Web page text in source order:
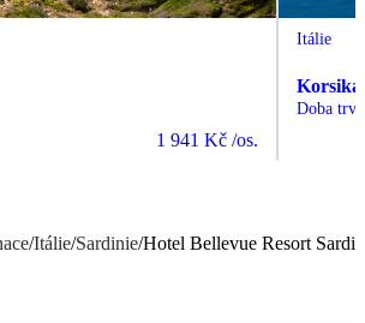
1 941 Kč /os.
Itálie
Korsika
Doba
/Itálie/Sardinie/Hotel Bellevue Resort